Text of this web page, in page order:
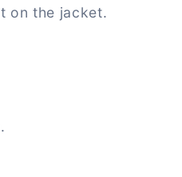
on the jacket.